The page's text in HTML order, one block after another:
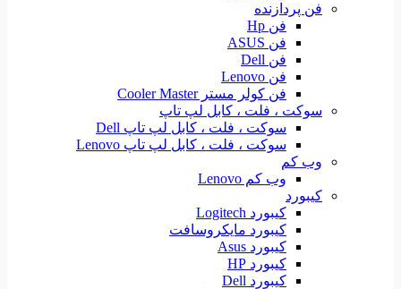
فن پردازنده
فن Hp
فن ASUS
فن Dell
فن Lenovo
فن کولر مستر Cooler Master
سوکت ، فلت ، کابل لپ تاپ
سوکت ، فلت ، کابل لپ تاپ Dell
سوکت ، فلت ، کابل لپ تاپ Lenovo
وب کم
وب کم Lenovo
کیبورد
کیبورد Logitech
کیبورد مایکروسافت
کیبورد Asus
کیبورد HP
کیبورد Dell